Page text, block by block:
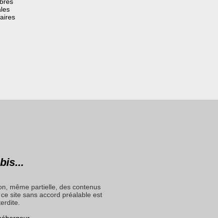
même partielle, des contenus
site sans accord préalable est